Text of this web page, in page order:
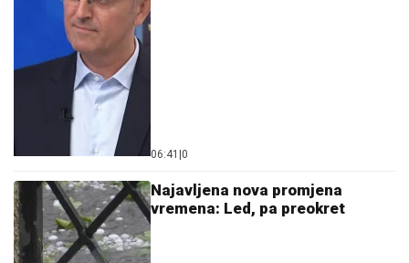
06:41 0
Najavljena nova promjena
vremena: Led, pa preokret